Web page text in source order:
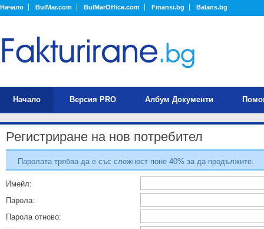
Начало BulMar.com BulMarOffice.com Finansi.bg Balans.bg
Начало Версия PRO Албум Документи
Регистриране на нов потребител
Паролата трябва да е със сложност поне 40% за да продължите.
Имейл:
Парола:
Парола отново: